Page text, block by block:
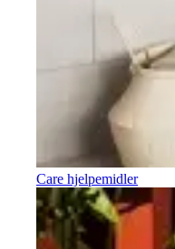
Care hjelpemidler